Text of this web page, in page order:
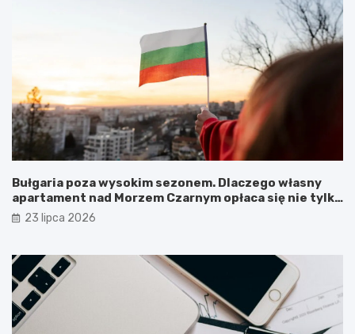
Bułgaria poza wysokim sezonem. Dlaczego własny
apartament nad Morzem Czarnym opłaca się nie tylko
latem?
23 lipca 2026